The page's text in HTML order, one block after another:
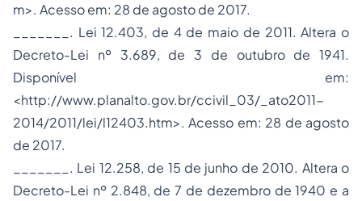
m>. Acesso em: 28 de agosto de 2017.
_______. Lei 12.403, de 4 de maio de 2011. Altera o
Decreto-Lei nº 3.689, de 3 de outubro de 1941.
Disponível em:
<http://www.planalto.gov.br/ccivil_03/_ato2011-
2014/2011/lei/l12403.htm>. Acesso em: 28 de agosto
de 2017.
_______. Lei 12.258, de 15 de junho de 2010. Altera o
Decreto-Lei nº 2.848, de 7 de dezembro de 1940 e a